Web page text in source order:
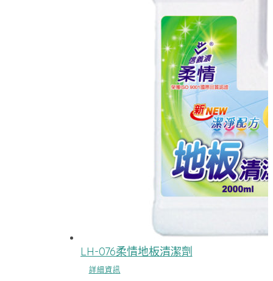
LH-076柔情地板清潔劑
詳細資訊